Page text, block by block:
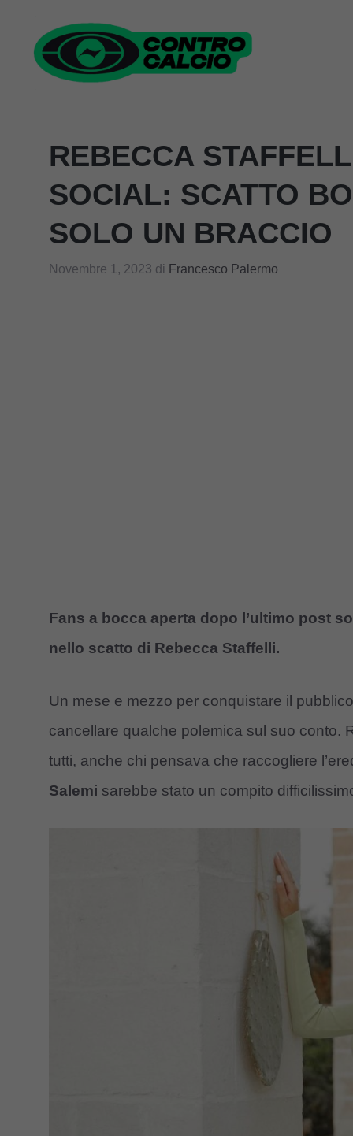
contenuto
REBECCA
SOCIAL: SCATTO
SOLO UN BRACCIO
Novembre 1, 2023 di Francesco Palermo
Fans a bocca aperta dopo l’ultimo post
nello scatto di Rebecca Staffelli.
Un mese e mezzo per conquistare il
cancellare qualche polemica sul suo conto.
tutti, anche chi pensava che raccogliere
Salemi sarebbe stato un compito